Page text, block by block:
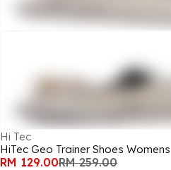
Hi Tec
HiTec Geo Trainer Shoes Womens
RM 129.00RM 259.00